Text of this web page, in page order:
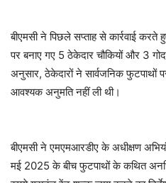
बीएमसी ने पिछले सप्ताह से कार्रवाई
पर बनाए गए 5 ठेकेदार चौकियों और 3
अनुसार, ठेकेदारों ने सार्वजनिक फुटपाथों
आवश्यक अनुमति नहीं ली थी।
बीएमसी ने एमएमआरडीए के अधीक्षण
मई 2025 के बीच फुटपाथों के कथित